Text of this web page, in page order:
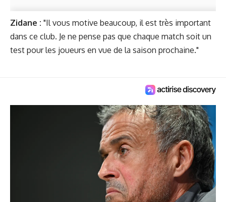
Zidane : "Il vous motive beaucoup, il est très important
dans ce club. Je ne pense pas que chaque match soit un
test pour les joueurs en vue de la saison prochaine."